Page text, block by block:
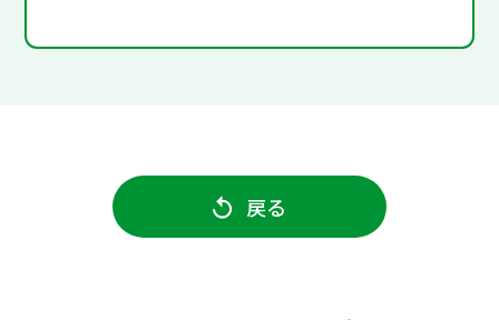
戻る